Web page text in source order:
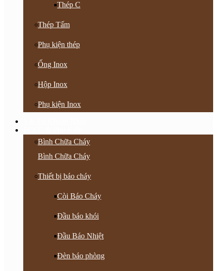
Thép C
Thép Tấm
Phụ kiện thép
Ống Inox
Hộp Inox
Phụ kiện Inox
Bình Chữa Cháy
Bình Chữa Cháy
Thiết bị báo cháy
Còi Báo Cháy
Đầu báo khói
Đầu Báo Nhiệt
Đèn báo phòng